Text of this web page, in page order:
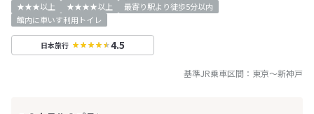
★★★以上
★★★★以上
最寄り駅より徒歩5分以内
館内に車いす利用トイレ
日本旅行 4.5
基準JR乗車区間： 東京～新神戸